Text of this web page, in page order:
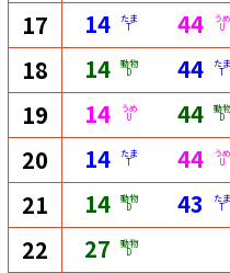
17 14 たま
T 44 うめ
U
18 14 動物
D 44 たま
T
19 14 うめ
U 44 動物
D
20 14 たま
T 44 うめ
U
21 14 動物
D 43 たま
T
22 27 動物
D